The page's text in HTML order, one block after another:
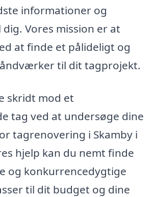
informationer og
Vores mission er at
at finde et pålideligt og
til dit tagprojekt.
skridt mod et
tag ved at undersøge dine
tagrenovering i Skamby i
hjelp kan du nemt finde
og konkurrencedygtige
til dit budget og dine